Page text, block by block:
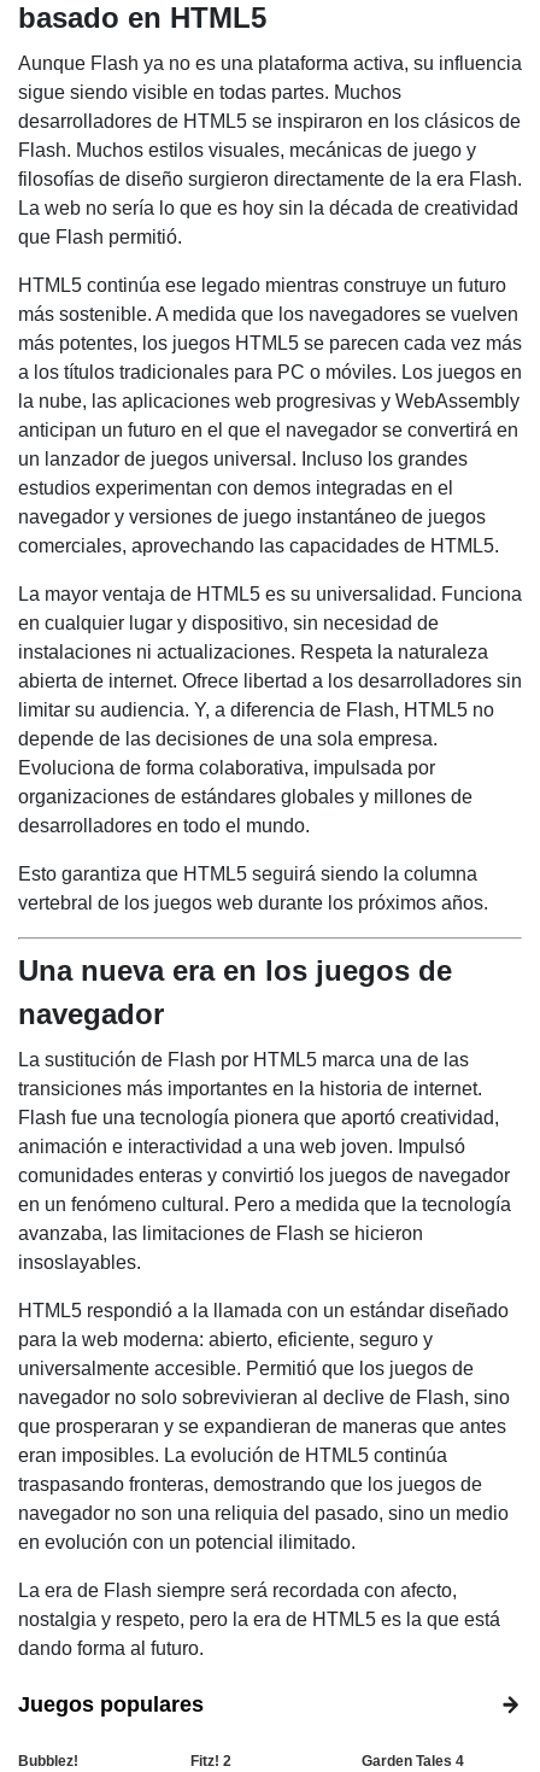
basado en HTML5
Aunque Flash ya no es una plataforma activa, su influencia
sigue siendo visible en todas partes. Muchos
desarrolladores de HTML5 se inspiraron en los clásicos de
Flash. Muchos estilos visuales, mecánicas de juego y
filosofías de diseño surgieron directamente de la era Flash.
La web no sería lo que es hoy sin la década de creatividad
que Flash permitió.
HTML5 continúa ese legado mientras construye un futuro
más sostenible. A medida que los navegadores se vuelven
más potentes, los juegos HTML5 se parecen cada vez más
a los títulos tradicionales para PC o móviles. Los juegos en
la nube, las aplicaciones web progresivas y WebAssembly
anticipan un futuro en el que el navegador se convertirá en
un lanzador de juegos universal. Incluso los grandes
estudios experimentan con demos integradas en el
navegador y versiones de juego instantáneo de juegos
comerciales, aprovechando las capacidades de HTML5.
La mayor ventaja de HTML5 es su universalidad. Funciona
en cualquier lugar y dispositivo, sin necesidad de
instalaciones ni actualizaciones. Respeta la naturaleza
abierta de internet. Ofrece libertad a los desarrolladores sin
limitar su audiencia. Y, a diferencia de Flash, HTML5 no
depende de las decisiones de una sola empresa.
Evoluciona de forma colaborativa, impulsada por
organizaciones de estándares globales y millones de
desarrolladores en todo el mundo.
Esto garantiza que HTML5 seguirá siendo la columna
vertebral de los juegos web durante los próximos años.
Una nueva era en los juegos de
navegador
La sustitución de Flash por HTML5 marca una de las
transiciones más importantes en la historia de internet.
Flash fue una tecnología pionera que aportó creatividad,
animación e interactividad a una web joven. Impulsó
comunidades enteras y convirtió los juegos de navegador
en un fenómeno cultural. Pero a medida que la tecnología
avanzaba, las limitaciones de Flash se hicieron
insoslayables.
HTML5 respondió a la llamada con un estándar diseñado
para la web moderna: abierto, eficiente, seguro y
universalmente accesible. Permitió que los juegos de
navegador no solo sobrevivieran al declive de Flash, sino
que prosperaran y se expandieran de maneras que antes
eran imposibles. La evolución de HTML5 continúa
traspasando fronteras, demostrando que los juegos de
navegador no son una reliquia del pasado, sino un medio
en evolución con un potencial ilimitado.
La era de Flash siempre será recordada con afecto,
nostalgia y respeto, pero la era de HTML5 es la que está
dando forma al futuro.
Juegos populares
Bubblez! Fitz! 2 Garden Tales 4